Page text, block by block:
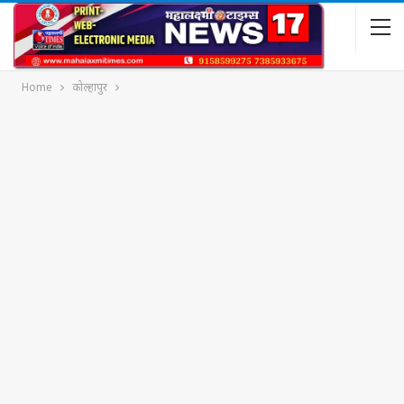
Home कोल्हापुर